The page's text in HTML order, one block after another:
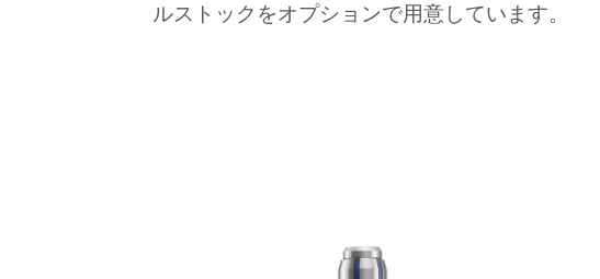
ルストックをオプションで用意しています。